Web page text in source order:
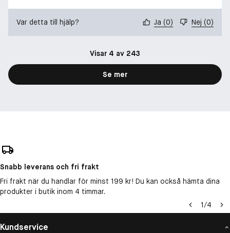
Var detta till hjälp? Ja (0) Nej (0)
Visar 4 av 243
Se mer
Snabb leverans och fri frakt
Fri frakt när du handlar för minst 199 kr! Du kan också hämta dina
produkter i butik inom 4 timmar.
1/4
Kundservice